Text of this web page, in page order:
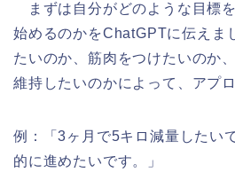
まずは自分がどのような目標
始めるのかをChatGPTに伝えま
たいのか、筋肉をつけたいのか
維持したいのかによって、アプ
例：「3ヶ月で5キロ減量したい
的に進めたいです。」